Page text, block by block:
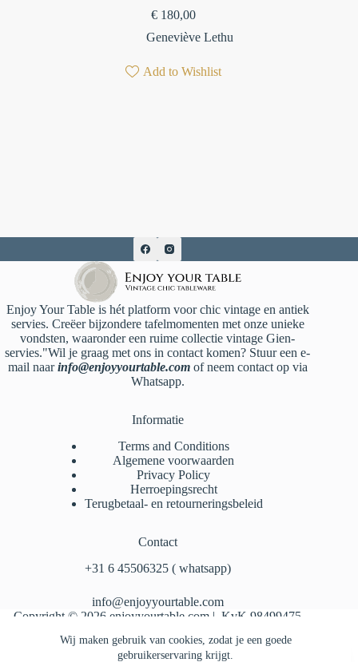
Wij maken gebruik van cookies, zodat je een goede
gebruikerservaring krijgt.
€ 180,00
Geneviève Lethu
Add to Wishlist
Enjoy Your Table is hét platform voor chic vintage en antiek
servies. Creëer bijzondere tafelmomenten met onze unieke
vondsten, waaronder een ruime collectie vintage Gien-
servies."Wil je graag met ons in contact komen? Stuur een e-
mail naarinfo@enjoyyourtable.comof neem contact op via
Whatsapp.
Informatie
Terms and Conditions
Algemene voorwaarden
Privacy Policy
Herroepingsrecht
Terugbetaal- en retourneringsbeleid
Contact
‪+31 6 45506325‬ ( whatsapp)
info@enjoyyourtable.com
Copyright © 2026 enjoyyourtable.com | KvK 98499475